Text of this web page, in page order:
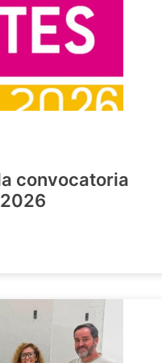
convocatoria